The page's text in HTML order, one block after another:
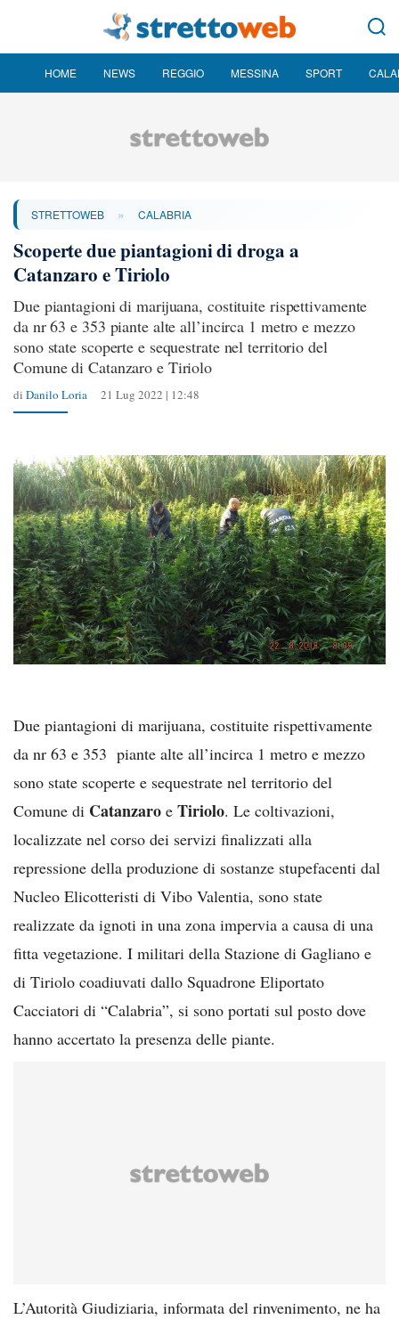
HOME NEWS REGGIO MESSINA SPORT
STRETTOWEB » CALABRIA
Scoperte due piantagioni di droga a
Catanzaro e Tiriolo
Due piantagioni di marijuana, costituite rispettivamente
da nr 63 e 353 piante alte all’incirca 1 metro e mezzo
sono state scoperte e sequestrate nel territorio del
Comune di Catanzaro e Tiriolo
di Danilo Loria 21 Lug 2022 | 12:48
Due piantagioni di marijuana, costituite rispettivamente
da nr 63 e 353 piante alte all’incirca 1 metro e mezzo
sono state scoperte e sequestrate nel territorio del
Comune di Catanzaro e Tiriolo. Le coltivazioni,
localizzate nel corso dei servizi finalizzati alla
repressione della produzione di sostanze stupefacenti dal
Nucleo Elicotteristi di Vibo Valentia, sono state
realizzate da ignoti in una zona impervia a causa di una
fitta vegetazione. I militari della Stazione di Gagliano e
di Tiriolo coadiuvati dallo Squadrone Eliportato
Cacciatori di “Calabria”, si sono portati sul posto dove
hanno accertato la presenza delle piante.
L’Autorità Giudiziaria, informata del rinvenimento, ne ha